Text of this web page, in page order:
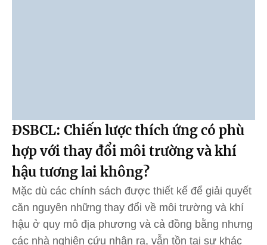
ĐSBCL: Chiến lược thích ứng có phù
hợp với thay đổi môi trường và khí
hậu tương lai không?
Mặc dù các chính sách được thiết kế để giải quyết
căn nguyên những thay đổi về môi trường và khí
hậu ở quy mô địa phương và cả đồng bằng nhưng
các nhà nghiên cứu nhận ra, vẫn tồn tại sự khác